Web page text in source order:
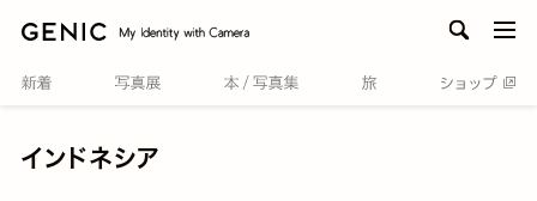
インドネシア